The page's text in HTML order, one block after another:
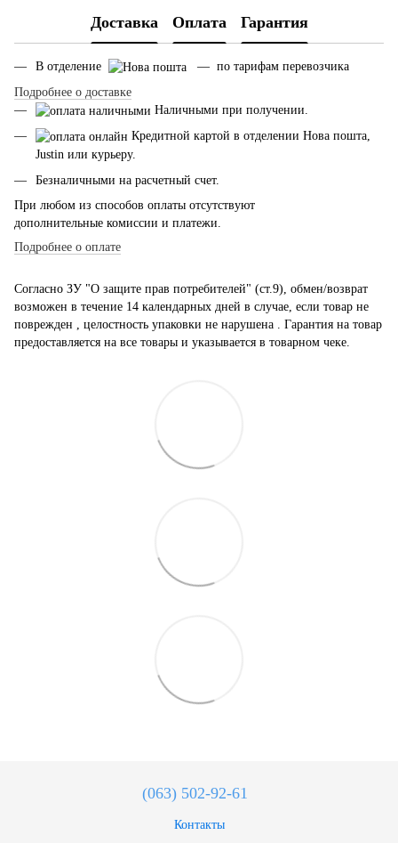
Доставка Оплата Гарантия
В отделение
— по тарифам перевозчика
Подробнее о доставке
Наличными при получении.
Кредитной картой в отделении Нова пошта,
Justin или курьеру.
Безналичными на расчетный счет.
При любом из способов оплаты отсутствуют
дополнительные комиссии и платежи.
Подробнее о оплате
Согласно ЗУ "О защите прав потребителей" (ст.9), обмен/возврат
возможен в течение 14 календарных дней в случае, если товар не
поврежден , целостность упаковки не нарушена . Гарантия на товар
предоставляется на все товары и указывается в товарном чеке.
(063) 502-92-61
Контакты